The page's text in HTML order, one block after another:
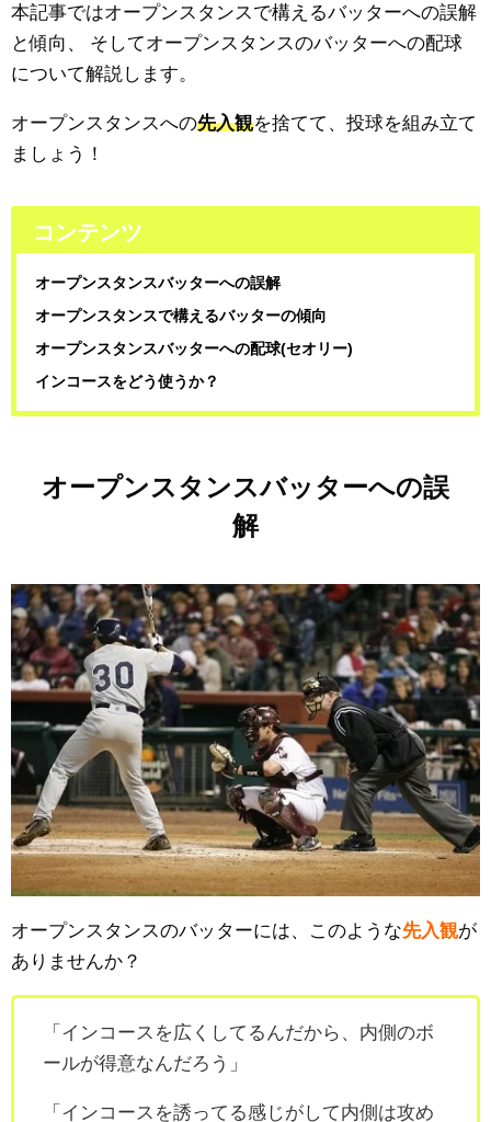
本記事ではオープンスタンスで構えるバッターへの誤解
と傾向、
そしてオープンスタンスのバッターへの配球
について解説します。
オープンスタンスへの先入観を捨てて、投球を組み立て
ましょう！
コンテンツ
オープンスタンスバッターへの誤解
オープンスタンスで構えるバッターの傾向
オープンスタンスバッターへの配球(セオリー)
インコースをどう使うか？
オープンスタンスバッターへの誤
解
オープンスタンスのバッターには、このような先入観が
ありませんか？
「インコースを広くしてるんだから、内側のボ
ールが得意なんだろう」
「インコースを誘ってる感じがして内側は攻め